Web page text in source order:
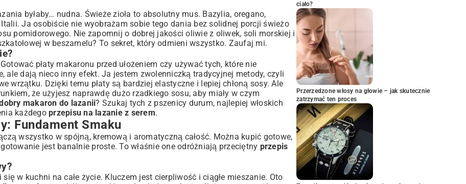
byłaby… nudna. Świeże zioła to absolutny mus. Bazylia, oregano,
Ja osobiście nie wyobrażam sobie tego dania bez solidnej porcji świeżo
pomidorowego. Nie zapomnij o dobrej jakości oliwie z oliwek, soli morskiej i
w beszamelu? To sekret, który odmieni wszystko. Zaufaj mi.
płaty makaronu przed ułożeniem czy używać tych, które nie
ale dają nieco inny efekt. Ja jestem zwolenniczką tradycyjnej metody, czyli
wrzątku. Dzięki temu płaty są bardziej elastyczne i lepiej chłoną sosy. Ale
że użyjesz naprawdę dużo rzadkiego sosu, aby miały w czym
makaron do lazanii? Szukaj tych z pszenicy durum, najlepiej włoskich
każdego przepisu na lazanie z serem.
Fundament Smaku
wszystko w spójną, kremową i aromatyczną całość. Można kupić gotowe,
jest banalnie proste. To właśnie one odróżniają przeciętny przepis
w kuchni na całe życie. Kluczem jest cierpliwość i ciągłe mieszanie. Oto
ciało?
Przerzedzone włosy na głowie – jak skutecznie
zatrzymać ten proces